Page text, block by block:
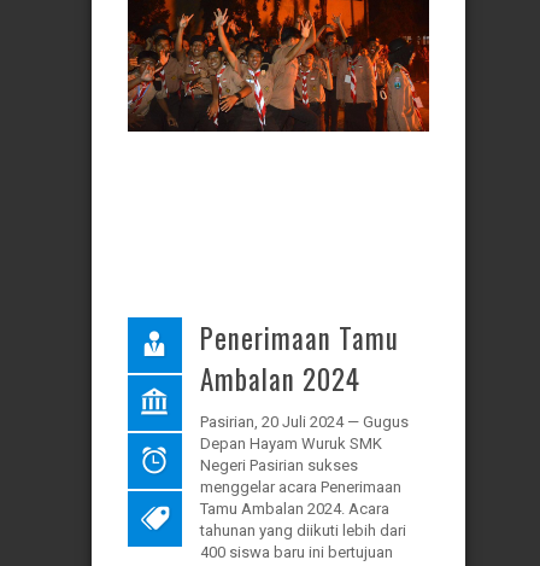
Penerimaan Tamu
Ambalan 2024
Pasirian, 20 Juli 2024 — Gugus
Depan Hayam Wuruk SMK
Negeri Pasirian sukses
menggelar acara Penerimaan
Tamu Ambalan 2024. Acara
tahunan yang diikuti lebih dari
400 siswa baru ini bertujuan